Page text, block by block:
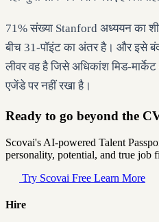
71% संख्या Stanford अध्ययन का
बीच 31-पॉइंट का अंतर है। और इसे बंद
लीवर वह है जिसे अधिकांश मिड-
एजेंडे पर नहीं रखा है।
Ready to go beyond the
Scovai's AI-powered Talent
personality, potential, and true job
Try Scovai Free Learn More
Hire